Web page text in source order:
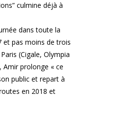
culmine déjà à
dans toute la
et pas moins de trois
(Cigale, Olympia
Amir prolonge « ce
public et repart à
en 2018 et